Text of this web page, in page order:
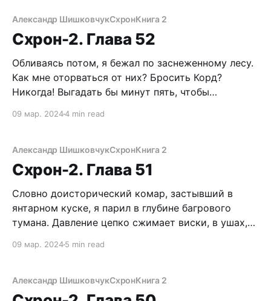
адреналиновый шторм по всему организму. Как
же так получилось, что меня, опытного
выживальщика, застал врасплох этот дрищ? Где
Александр ШишковчукСхронКнига 2
Схрон-2. Глава 52
Обливаясь потом, я бежал по заснеженному лесу.
Как мне оторваться от них? Бросить Корд?
Никогда! Выгадать бы минут пять, чтобы
преследователи вошли в раж, где-то за спиной
пули. Не зря, не зря все-таки тренировался перед
БП. Попробуйте,
09 мар. 20244 min read
Александр ШишковчукСхронКнига 2
Схрон-2. Глава 51
Словно доисторический комар, застывший в
янтарном куске, я парил в глубине багрового
тумана. Давление цепко сжимает виски, в ушах,
Но я мыслю, следовательно, существую. Вот
хоть это не больно. Просто медленно
погружаешься все глубже и глубже… внезапно
09 мар. 20245 min read
Александр ШишковчукСхронКнига 2